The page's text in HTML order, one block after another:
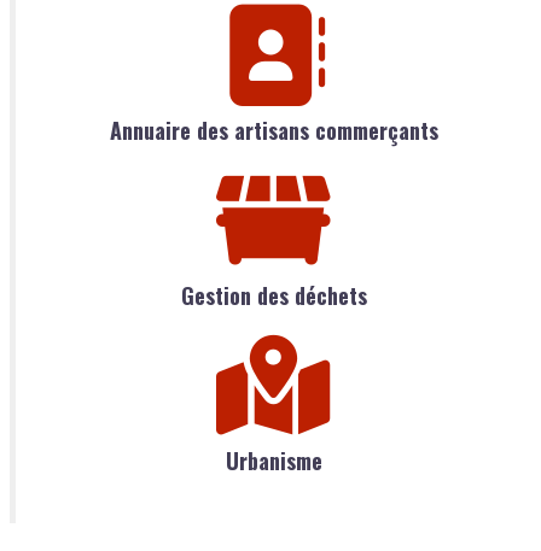
Annuaire des artisans commerçants
Gestion des déchets
Urbanisme